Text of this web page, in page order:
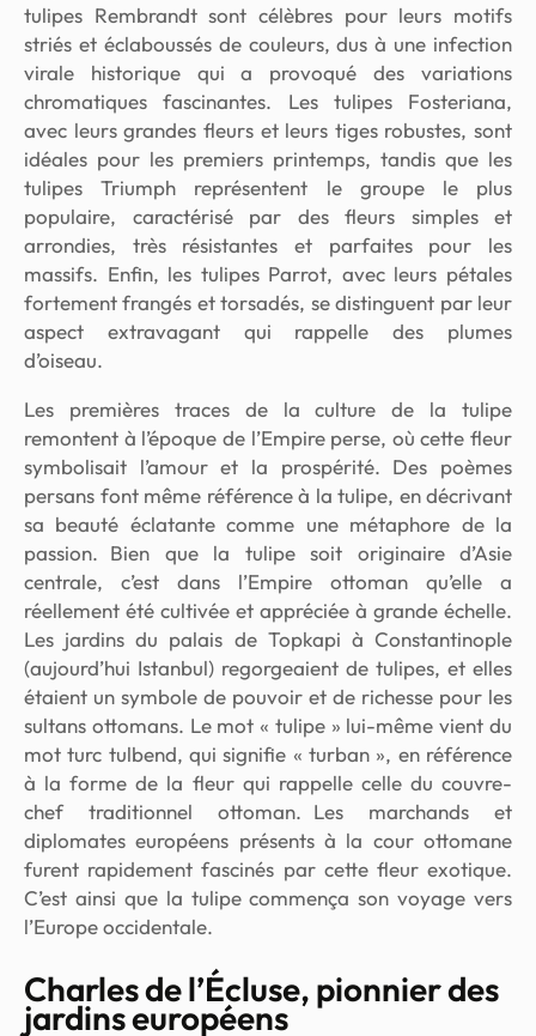
tulipes Rembrandtsont célèbres pour leurs motifs
striés et éclaboussés de couleurs, dus à une infection
virale historique qui a provoqué des variations
chromatiques fascinantes. Les tulipes Fosteriana,
avec leurs grandes fleurs et leurs tiges robustes, sont
idéales pour les premiers printemps, tandis que les
tulipesTriumph représentent le groupe le plus
populaire, caractérisé par des fleurs simples et
arrondies, très résistantes et parfaites pour les
massifs. Enfin, les tulipes Parrot, avec leurs pétales
fortement frangés et torsadés, se distinguent par leur
aspect extravagant qui rappelle des plumes
d’oiseau.
Les premières traces de la culture de la tulipe
remontent à l’époque de l’Empire perse, où cette fleur
symbolisait l’amour et la prospérité. Des poèmes
persans font même référence à la tulipe, en décrivant
sa beauté éclatante comme une métaphore de la
passion. Bien que la tulipe soit originaire d’Asie
centrale, c’est dans l’Empire ottoman qu’elle a
réellement été cultivée et appréciée à grande échelle.
Les jardins du palais de Topkapi à Constantinople
(aujourd’hui Istanbul) regorgeaient de tulipes, et elles
étaient un symbole de pouvoir et de richesse pour les
sultans ottomans. Le mot « tulipe » lui-même vient du
mot turc tulbend, qui signifie « turban », en référence
à la forme de la fleur qui rappelle celle du couvre-
chef traditionnel ottoman. Les marchands et
diplomates européens présents à la cour ottomane
furent rapidement fascinés par cette fleur exotique.
C’est ainsi que la tulipe commença son voyage vers
l’Europe occidentale.
Charles de l’Écluse, pionnier des
jardins européens